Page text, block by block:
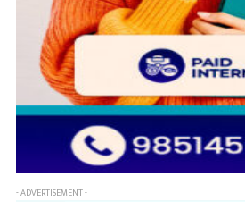
- ADVERTISEMENT -